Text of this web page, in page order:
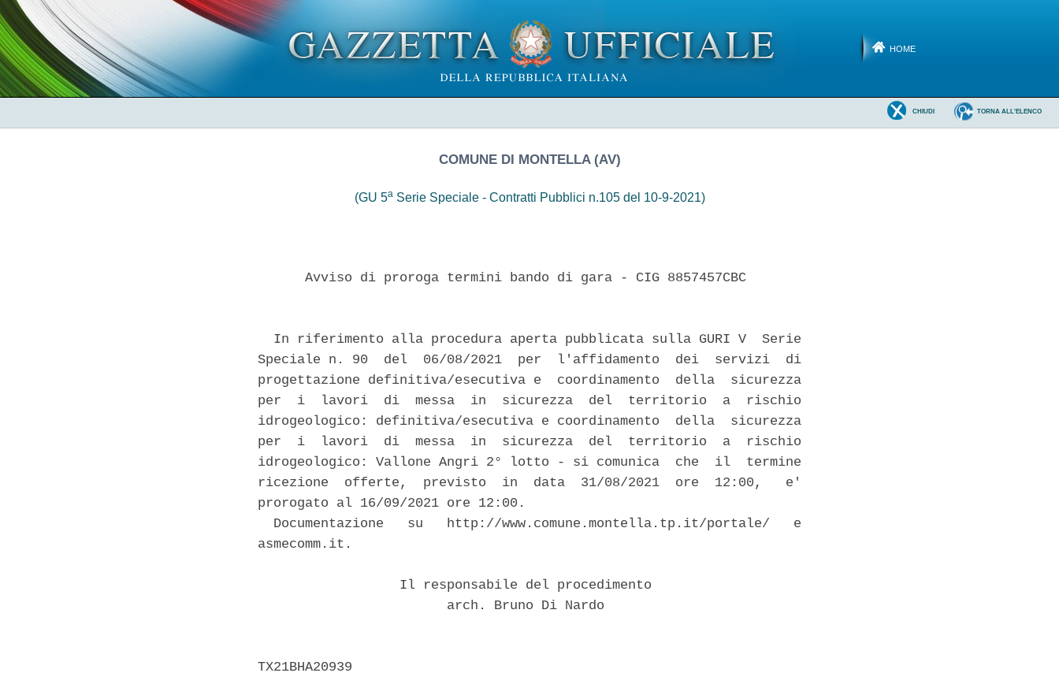
HOME
TORNA ALL'ELENCO
CHIUDI
COMUNE DI MONTELLA (AV)
(GU 5aSerie Speciale - Contratti Pubblici n.105 del 10-9-2021)
      Avviso di proroga termini bando di gara - CIG 8857457CBC
  In riferimento alla procedura aperta pubblicata sulla GURI V  Serie
Speciale n. 90  del  06/08/2021  per  l'affidamento  dei  servizi  di
progettazione definitiva/esecutiva e  coordinamento  della  sicurezza
per  i  lavori  di  messa  in  sicurezza  del  territorio  a  rischio
idrogeologico: definitiva/esecutiva e coordinamento  della  sicurezza
per  i  lavori  di  messa  in  sicurezza  del  territorio  a  rischio
idrogeologico: Vallone Angri 2° lotto - si comunica  che  il  termine
ricezione  offerte,  previsto  in  data  31/08/2021  ore  12:00,   e'
prorogato al 16/09/2021 ore 12:00.
  Documentazione   su   http://www.comune.montella.tp.it/portale/   e
asmecomm.it.
                  Il responsabile del procedimento
                        arch. Bruno Di Nardo